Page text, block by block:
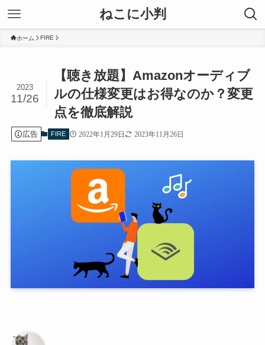
ねこに小判
ホーム FIRE
【聴き放題】Amazonオーディブ
ルの仕様変更はお得なのか？変更
点を徹底解説
2023
11/26
広告 FIRE 2022年1月29日 2023年11月26日
ろく